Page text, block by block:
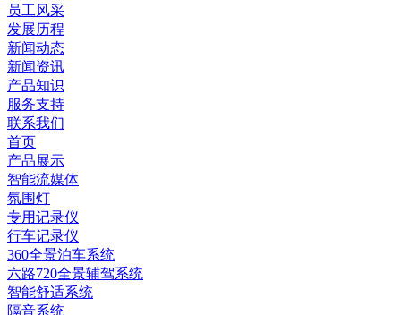
员工风采
发展历程
新闻动态
新闻资讯
产品知识
服务支持
联系我们
首页
产品展示
智能流媒体
氛围灯
专用记录仪
行车记录仪
360全景泊车系统
六路720全景辅驾系统
智能舒适系统
隔音系统